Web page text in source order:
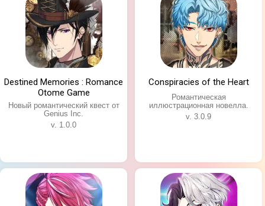
Destined Memories : Romance
Otome Game
Новый романтический квест от
Genius Inc.
v. 1.0.0
Conspiracies of the Heart
Романтическая
иллюстрационная новелла.
v. 3.0.9